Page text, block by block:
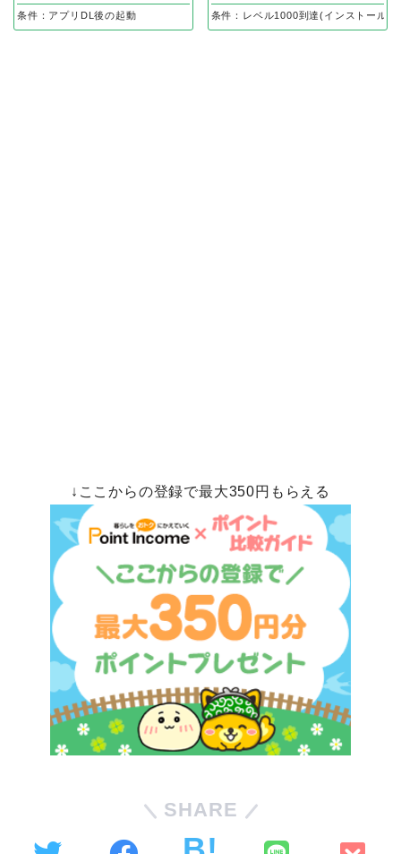
条件：アプリDL後の起動
条件：レベル1000到達(インストール後
↓ここからの登録で最大350円もらえる
SHARE